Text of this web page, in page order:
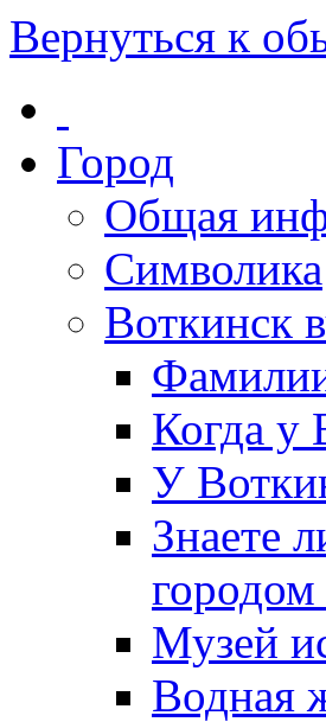
Вернуться к
Город
Общая
Символика
Воткинск
Когда у
У
Знаете
городом
Музей
Водная